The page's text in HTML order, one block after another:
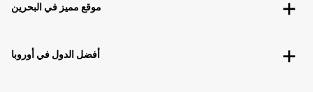
موقع مميز في البحرين
أفضل الدول في أوروبا